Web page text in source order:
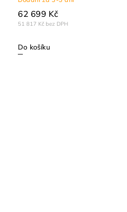
51 817 Kč bez DPH
62 699 Kč
Do košíku